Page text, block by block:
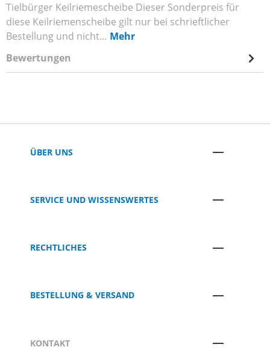
Tielbürger Keilriemescheibe Dieser Sonderpreis für
diese Keilriemenscheibe gilt nur bei schrieftlicher
Bestellung und nicht… Mehr
Bewertungen
ÜBER UNS
SERVICE UND WISSENSWERTES
RECHTLICHES
BESTELLUNG & VERSAND
KONTAKT